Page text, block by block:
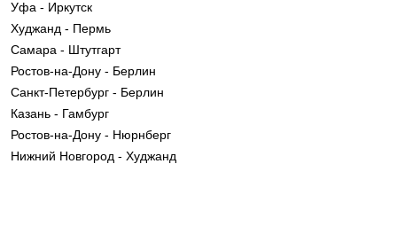
Уфа - Иркутск
Худжанд - Пермь
Самара - Штутгарт
Ростов-на-Дону - Берлин
Санкт-Петербург - Берлин
Казань - Гамбург
Ростов-на-Дону - Нюрнберг
Нижний Новгород - Худжанд